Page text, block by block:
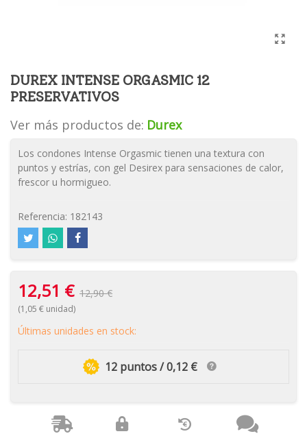
DUREX INTENSE ORGASMIC 12
PRESERVATIVOS
Ver más productos de: Durex
Los condones Intense Orgasmic tienen una textura con
puntos y estrías, con gel Desirex para sensaciones de calor,
frescor u hormigueo.
Referencia: 182143
12,51 € 12,90 €
(1,05 € unidad)
Últimas unidades en stock:
12 puntos / 0,12 €